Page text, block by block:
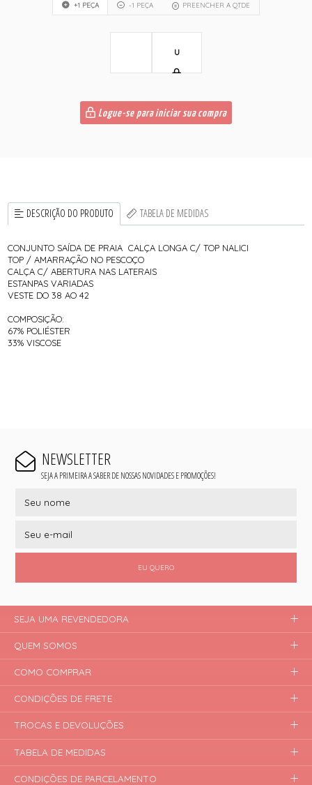
+1 PEÇA -1 PEÇA PREENCHER A QTDE
U
Logue-se para iniciar sua compra
DESCRIÇÃO DO PRODUTO TABELA DE MEDIDAS
CONJUNTO SAÍDA DE PRAIA CALÇA LONGA C/ TOP NALICI
TOP / AMARRAÇÃO NO PESCOÇO
CALÇA C/ ABERTURA NAS LATERAIS
ESTANPAS VARIADAS
VESTE DO 38 AO 42
COMPOSIÇÃO:
67% POLIÉSTER
33% VISCOSE
NEWSLETTER
SEJA A PRIMEIRA A SABER DE NOSSAS NOVIDADES E PROMOÇÕES!
EU QUERO
SEJA UMA REVENDEDORA
QUEM SOMOS
COMO COMPRAR
CONDIÇÕES DE FRETE
TROCAS E DEVOLUÇÕES
TABELA DE MEDIDAS
CONDIÇÕES DE PARCELAMENTO